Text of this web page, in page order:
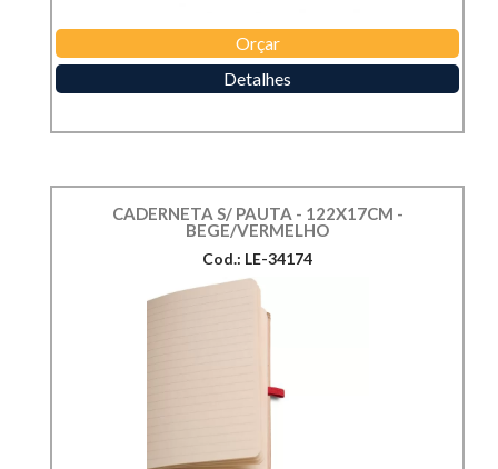
Orçar
Detalhes
CADERNETA S/ PAUTA - 122X17CM -
BEGE/VERMELHO
Cod.: LE-34174